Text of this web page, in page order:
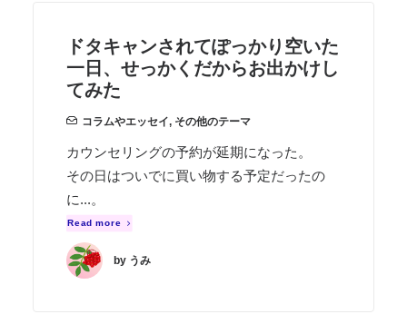
ドタキャンされてぽっかり空いた
一日、せっかくだからお出かけし
てみた
コラムやエッセイ, その他のテーマ
カウンセリングの予約が延期になった。
その日はついでに買い物する予定だったの
に...。
Read more
by うみ